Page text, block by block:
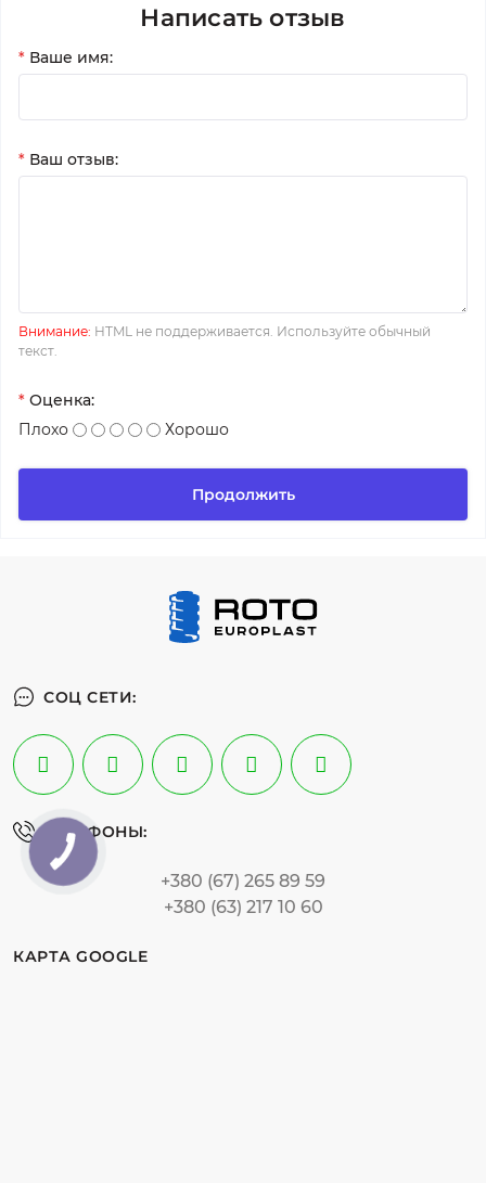
Написать отзыв
* Ваше имя:
* Ваш отзыв:
Внимание: HTML не поддерживается. Используйте обычный
текст.
* Оценка:
Плохо
Хорошо
Продолжить
СОЦ СЕТИ:
ТЕЛЕФОНЫ:
+380 (67) 265 89 59
+380 (63) 217 10 60
КАРТА GOOGLE